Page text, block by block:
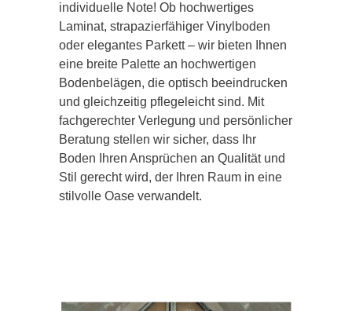
individuelle Note! Ob hochwertiges
Laminat, strapazierfähiger Vinylboden
oder elegantes Parkett – wir bieten Ihnen
eine breite Palette an hochwertigen
Bodenbelägen, die optisch beeindrucken
und gleichzeitig pflegeleicht sind. Mit
fachgerechter Verlegung und persönlicher
Beratung stellen wir sicher, dass Ihr
Boden Ihren Ansprüchen an Qualität und
Stil gerecht wird, der Ihren Raum in eine
stilvolle Oase verwandelt.